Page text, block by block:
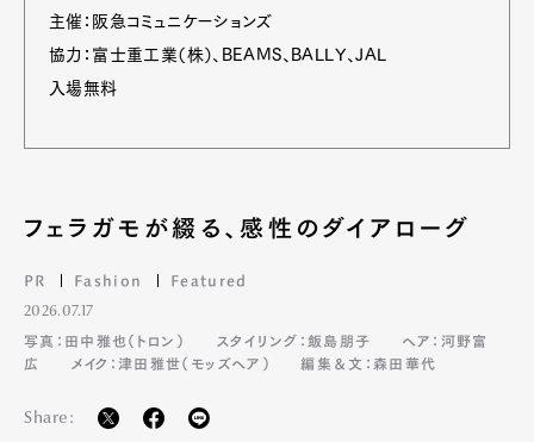
主催：阪急コミュニケーションズ
協力：富士重工業（株）、BEAMS、BALLY、JAL
入場無料
フェラガモが綴る、感性のダイアローグ
PR Fashion Featured
2026.07.17
写真：田中雅也（トロン）
スタイリング：飯島朋子
ヘア：河野富
広
メイク：津田雅世（モッズヘア） 編集＆文：森田華代
Share: